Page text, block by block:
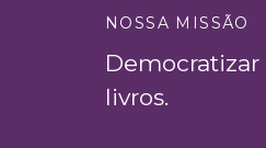
NOSSA MISSÃO
livros.